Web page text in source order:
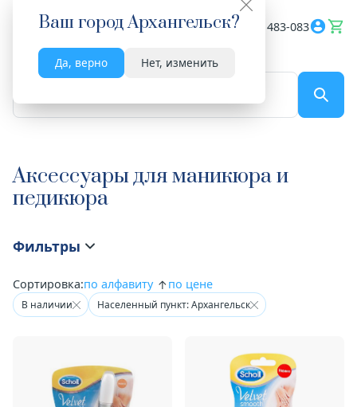
Ваш городАрхангельск?
Да, верно Нет, изменить
Весь сайт 8182 483-083
Аксессуары для маникюра и
педикюра
Фильтры
Сортировка:по алфавиту по цене
В наличии Населенный пункт: Архангельск